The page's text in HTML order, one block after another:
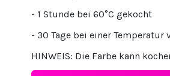
- 1 Stunde bei 60°C gekocht
- 30 Tage bei einer Temperatur
HINWEIS: Die Farbe kann